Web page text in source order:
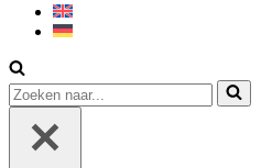
Zoek
naar...